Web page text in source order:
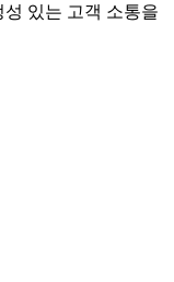
있는 고객 소통을